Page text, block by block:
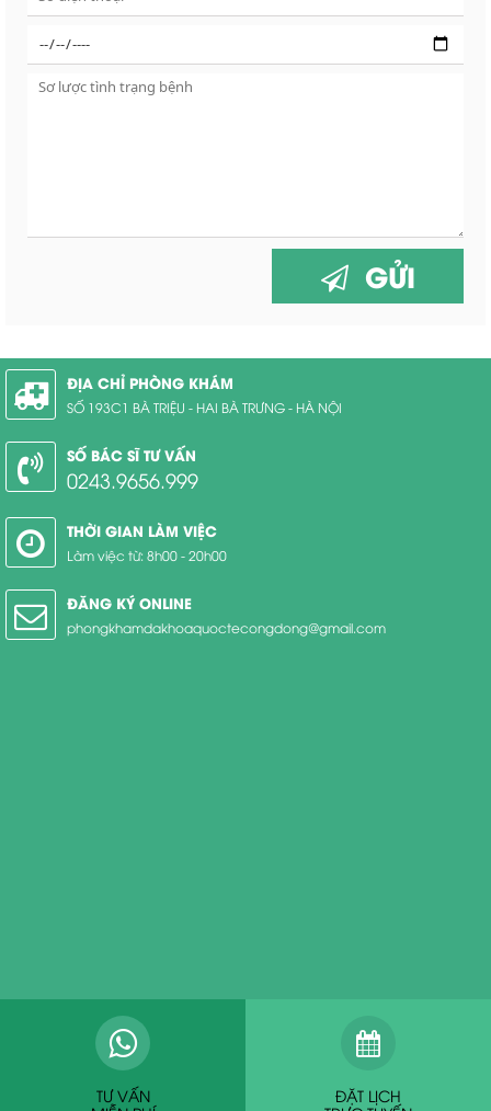
GỬI
ĐỊA CHỈ PHÒNG KHÁM
SỐ 193C1 BÀ TRIỆU - HAI BÀ TRƯNG - HÀ NỘI
SỐ BÁC SĨ TƯ VẤN
0243.9656.999
THỜI GIAN LÀM VIỆC
Làm việc từ: 8h00 - 20h00
ĐĂNG KÝ ONLINE
phongkhamdakhoaquoctecongdong@gmail.com
TƯ VẤN
ĐẶT LỊCH